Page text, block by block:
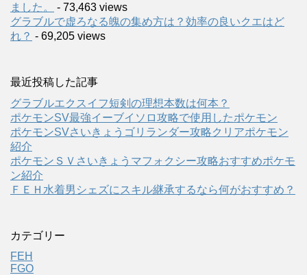
ました。
- 73,463 views
グラブルで虚ろなる魄の集め方は？効率の良いクエはど
れ？ - 69,205 views
最近投稿した記事
グラブルエクスイフ短剣の理想本数は何本？
ポケモンSV最強イーブイソロ攻略で使用したポケモン
ポケモンSVさいきょうゴリランダー攻略クリアポケモン
紹介
ポケモンＳＶさいきょうマフォクシー攻略おすすめポケモ
ン紹介
ＦＥＨ水着男シェズにスキル継承するなら何がおすすめ？
カテゴリー
FEH
FGO